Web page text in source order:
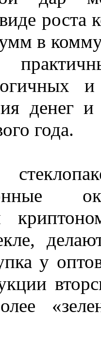
роста
в
денег и
года.
у